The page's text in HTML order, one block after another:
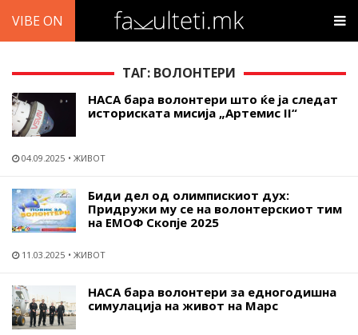
VIBE ON
ТАГ: ВОЛОНТЕРИ
НАСА бара волонтери што ќе ја следат
историската мисија „Артемис II“
04.09.2025 ЖИВОТ
Биди дел од олимпискиот дух:
Придружи му се на волонтерскиот тим
на ЕМОФ Скопје 2025
11.03.2025 ЖИВОТ
НАСА бара волонтери за едногодишна
симулација на живот на Марс